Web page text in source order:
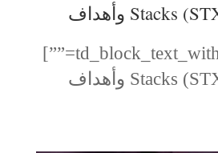
ما هي عملة (STX) Stacks وأهداف
[td_block_text_with_title tdc_css=””]
ما هي عملة (STX) Stacks وأهداف